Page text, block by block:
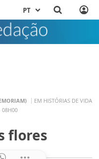
PT
EM HISTÓRIAS DE VIDA
08H00
flores